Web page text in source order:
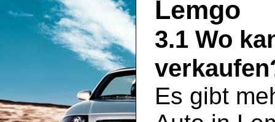
Lemgo
3.1 Wo
Es gibt